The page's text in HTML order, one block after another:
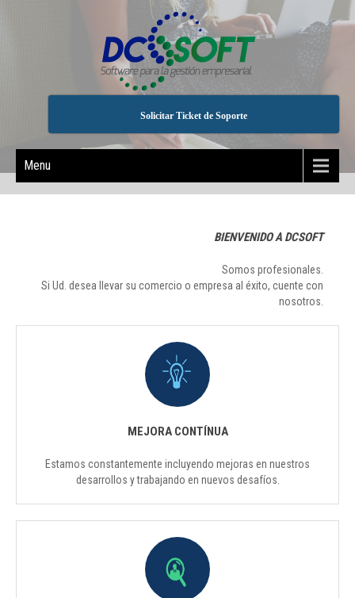
Solicitar Ticket de Soporte
Menu
BIENVENIDO A DCSOFT
Somos profesionales.
Si Ud. desea llevar su comercio o empresa al éxito, cuente con
nosotros.
MEJORA CONTÍNUA
Estamos constantemente incluyendo mejoras en nuestros
desarrollos y trabajando en nuevos desafíos.